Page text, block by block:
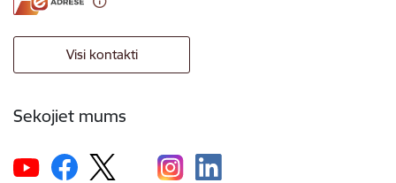
Visi kontakti
Sekojiet mums